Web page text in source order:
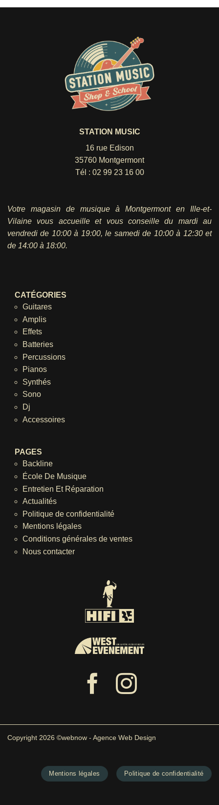
STATION MUSIC
16 rue Edison
35760 Montgermont
Tél : 02 99 23 16 00
Votre magasin de musique à Montgermont en Ille-et-
Vilaine vous accueille et vous conseille du mardi au
vendredi de 10:00 à 19:00, le samedi de 10:00 à 12:30 et
de 14:00 à 18:00.
CATÉGORIES
Guitares
Amplis
Effets
Batteries
Percussions
Pianos
Synthés
Sono
Dj
Accessoires
PAGES
Backline
École De Musique
Entretien Et Réparation
Actualités
Politique de confidentialité
Mentions légales
Conditions générales de ventes
Nous contacter
Copyright 2026 ©webnow - Agence Web Design
Mentions légales Politique de confidentialité